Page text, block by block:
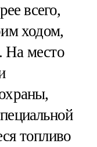
всего,
ходом,
На место
топливо